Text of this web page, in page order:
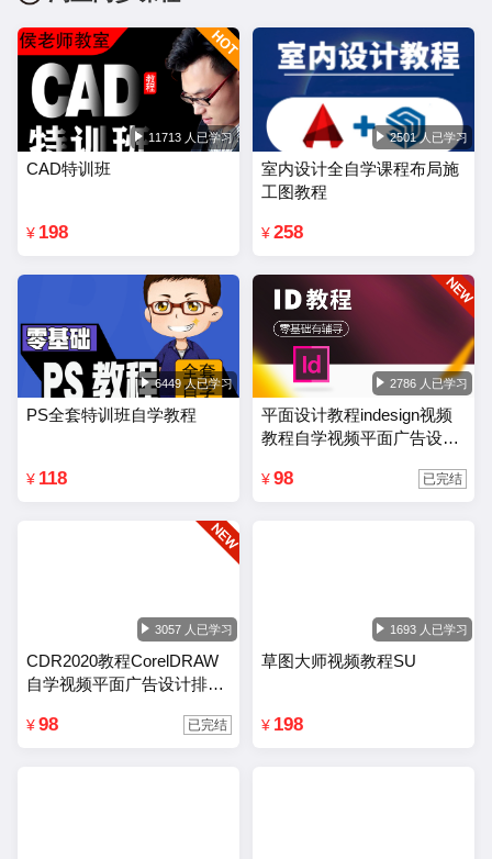
11713 人已学习
CAD特训班
¥ 198
2501 人已学习
室内设计全自学课程布局施
工图教程
¥ 258
6449 人已学习
PS全套特训班自学教程
¥ 118
2786 人已学习
平面设计教程indesign视频
教程自学视频平面广告设计
¥ 98 已完结
3057 人已学习
CDR2020教程CorelDRAW
自学视频平面广告设计排版
¥ 98 已完结
1693 人已学习
草图大师视频教程SU
¥ 198